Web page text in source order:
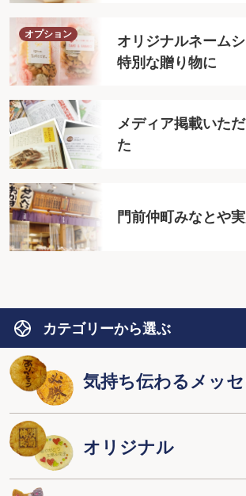
オプション
オリジナルネーム
特別な贈り物に
メディア掲載いた
た
門前仲町みなとや
カテゴリーから選ぶ
気持ち伝わるメッ
オリジナル